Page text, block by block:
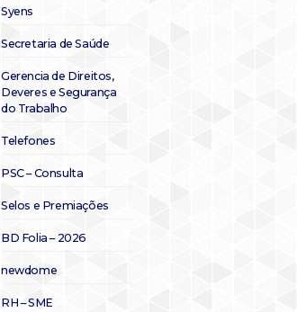
Syens
Secretaria de Saúde
Gerencia de Direitos,
Deveres e Segurança
do Trabalho
Telefones
PSC – Consulta
Selos e Premiações
BD Folia – 2026
newdome
RH – SME